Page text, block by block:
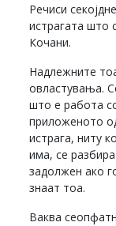
Речиси
истрагата што
Кочани.
Надлежните
овластувања.
што е работа
приложеното
истрага, ниту
има, се
задолжен ако
знаат тоа.
Ваква